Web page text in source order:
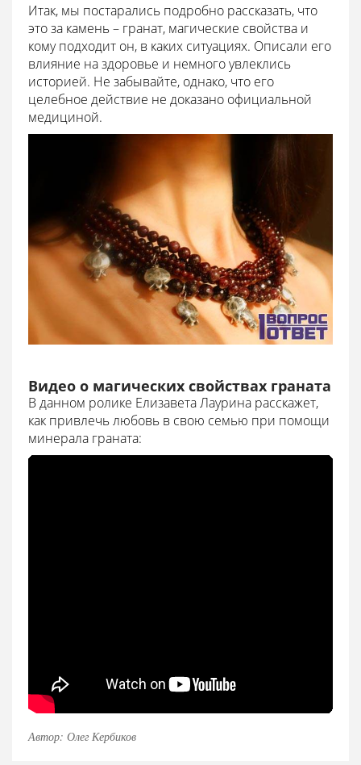
Итак, мы постарались подробно рассказать, что
это за камень – гранат, магические свойства и
кому подходит он, в каких ситуациях. Описали его
влияние на здоровье и немного увлеклись
историей. Не забывайте, однако, что его
целебное действие не доказано официальной
медициной.
Видео о магических свойствах граната
В данном ролике Елизавета Лаурина расскажет,
как привлечь любовь в свою семью при помощи
минерала граната:
Автор: Олег Кербиков